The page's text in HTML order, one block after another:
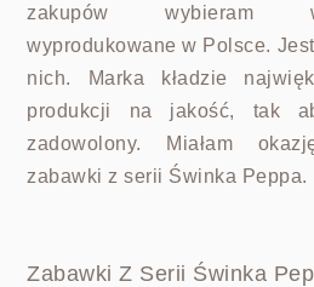
zakupów wybieram
wyprodukowane w Polsce.
nich. Marka kładzie
produkcji na jakość, tak
zadowolony. Miałam
zabawki z serii Świnka Peppa.
Zabawki Z Serii Świnka